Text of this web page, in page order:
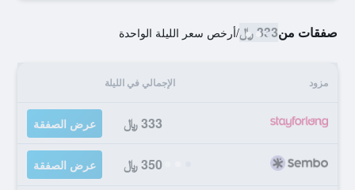
صفقات من333 ﷼ /أرخص سعر الليلة الواحدة
مزود الإجمالي في الليلة
333 ﷼ عرض الصفقة
350 ﷼ عرض الصفقة